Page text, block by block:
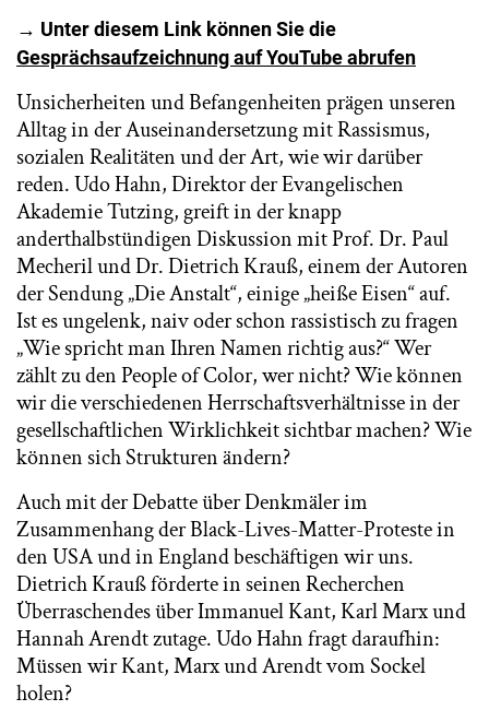
→ Unter diesem Link können Sie die
Gesprächsaufzeichnung auf YouTube abrufen
Unsicherheiten und Befangenheiten prägen unseren
Alltag in der Auseinandersetzung mit Rassismus,
sozialen Realitäten und der Art, wie wir darüber
reden. Udo Hahn, Direktor der Evangelischen
Akademie Tutzing, greift in der knapp
anderthalbstündigen Diskussion mit Prof. Dr. Paul
Mecheril und Dr. Dietrich Krauß, einem der Autoren
der Sendung „Die Anstalt“, einige „heiße Eisen“ auf.
Ist es ungelenk, naiv oder schon rassistisch zu fragen
„Wie spricht man Ihren Namen richtig aus?“ Wer
zählt zu den People of Color, wer nicht? Wie können
wir die verschiedenen Herrschaftsverhältnisse in der
gesellschaftlichen Wirklichkeit sichtbar machen? Wie
können sich Strukturen ändern?
Auch mit der Debatte über Denkmäler im
Zusammenhang der Black-Lives-Matter-Proteste in
den USA und in England beschäftigen wir uns.
Dietrich Krauß förderte in seinen Recherchen
Überraschendes über Immanuel Kant, Karl Marx und
Hannah Arendt zutage. Udo Hahn fragt daraufhin:
Müssen wir Kant, Marx und Arendt vom Sockel
holen?